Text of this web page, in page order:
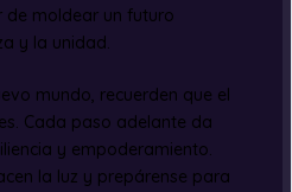
de moldear un futuro
y la unidad.
mundo, recuerden que el
Cada paso adelante da
y empoderamiento.
la luz y prepárense para